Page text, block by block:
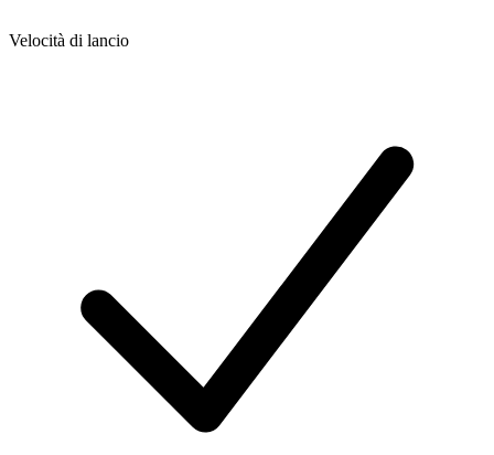
Velocità di lancio